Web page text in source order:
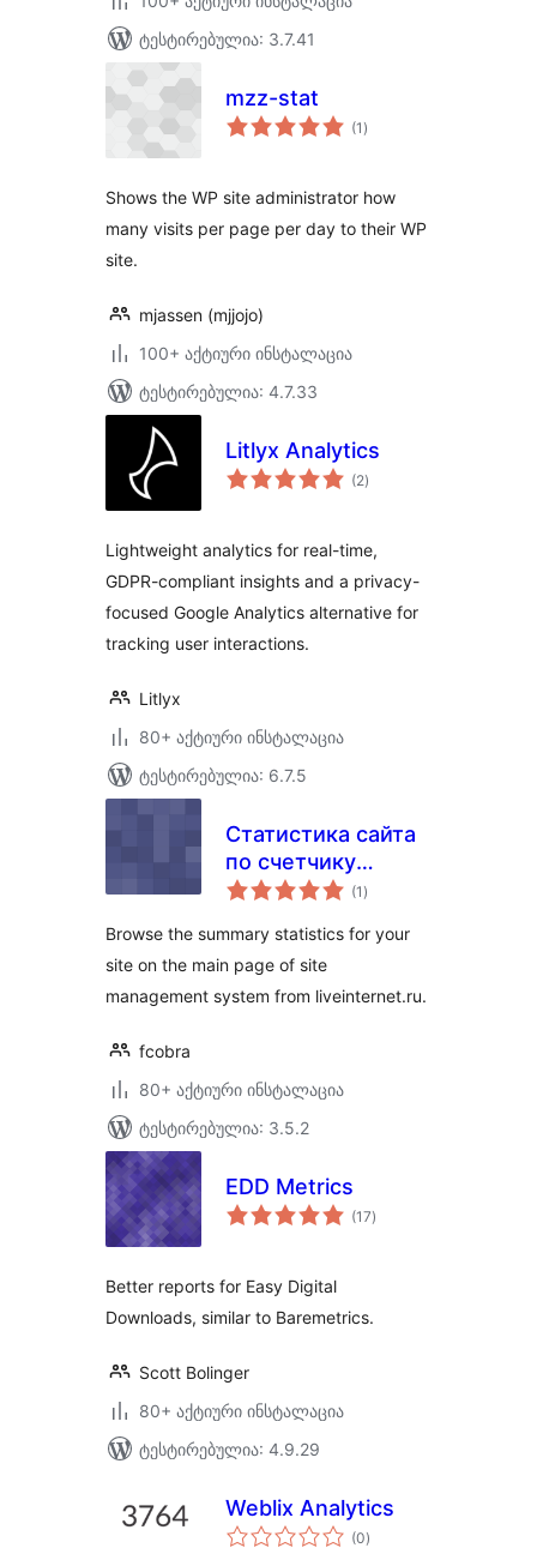
ტესტირებულია: 3.7.41
mzz-stat
(1 საერთო
რეიტინგი
)
Shows the WP site administrator how
many visits per page per day to their WP
site.
mjassen (mjjojo)
100+ აქტიური ინსტალაცია
ტესტირებულია: 4.7.33
Litlyx Analytics
(2საერთო
რეიტინგი
)
Lightweight analytics for real-time,
GDPR-compliant insights and a privacy-
focused Google Analytics alternative for
tracking user interactions.
Litlyx
80+ აქტიური ინსტალაცია
ტესტირებულია: 6.7.5
Статистика сайта
по счетчику
LiveInternet.ru
(1 საერთო
რეიტინგი
)
Browse the summary statistics for your
site on the main page of site
management system from liveinternet.ru.
fcobra
80+ აქტიური ინსტალაცია
ტესტირებულია: 3.5.2
EDD Metrics
(17საერთო
რეიტინგი
)
Better reports for Easy Digital
Downloads, similar to Baremetrics.
Scott Bolinger
80+ აქტიური ინსტალაცია
ტესტირებულია: 4.9.29
Weblix Analytics
(0საერთო
რეიტინგი
)